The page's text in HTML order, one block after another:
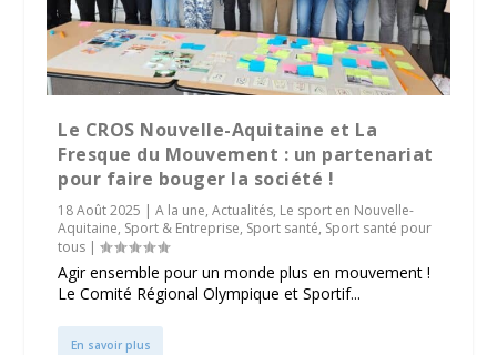
Le CROS Nouvelle-Aquitaine et La
Fresque du Mouvement : un partenariat
pour faire bouger la société !
18 Août 2025 |A la une,Actualités, Le sport en Nouvelle-
Aquitaine, Sport & Entreprise, Sport santé, Sport santé pour
tous |
Agir ensemble pour un monde plus en mouvement !
Le Comité Régional Olympique et Sportif...
En savoir plus